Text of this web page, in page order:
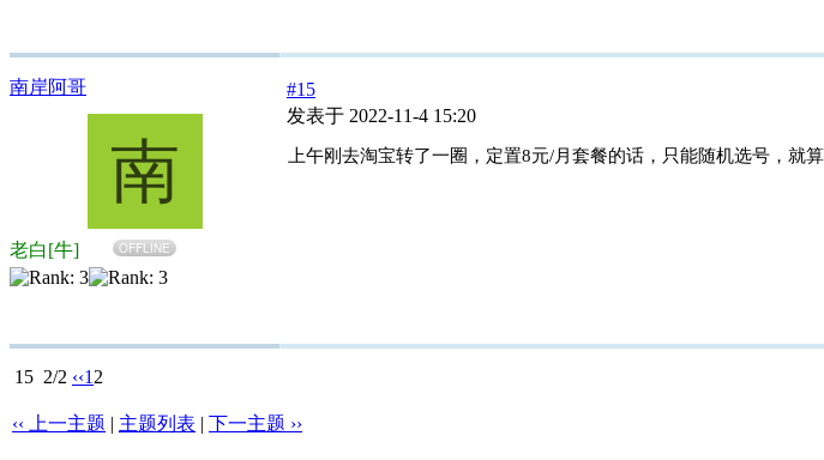
南岸阿哥
南
老白[牛] OFFLINE
#15
发表于 2022-11-4 15:20
上午刚去淘宝转了一圈，定置8元/月套餐的话，只能随机选号，就
15 2/2 ‹‹1 2
‹‹ 上一主题 | 主题列表 | 下一主题 ››